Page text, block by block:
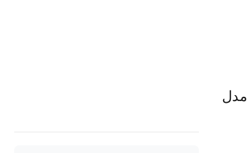
رادیوگرافی پرتابل ایتیس EIGHTEETH مدل